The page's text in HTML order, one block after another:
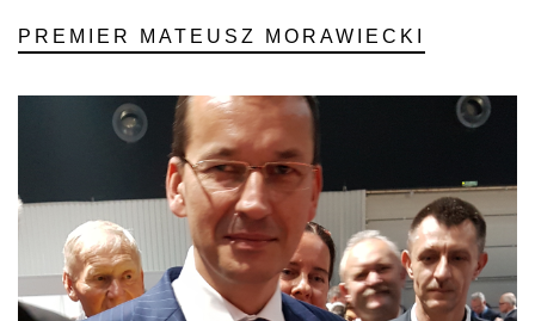
PREMIER MATEUSZ MORAWIECKI